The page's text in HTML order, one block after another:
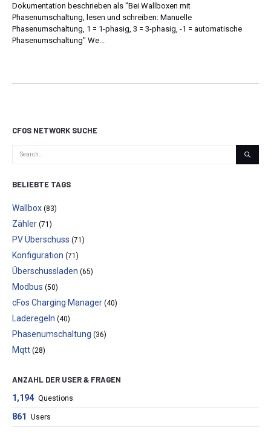
Dokumentation beschrieben als "Bei Wallboxen mit
Phasenumschaltung, lesen und schreiben: Manuelle
Phasenumschaltung, 1 = 1-phasig, 3 = 3-phasig, -1 = automatische
Phasenumschaltung" We...
CFOS NETWORK SUCHE
BELIEBTE TAGS
Wallbox (83)
Zähler (71)
PV Überschuss (71)
Konfiguration (71)
Überschussladen (65)
Modbus (50)
cFos Charging Manager (40)
Laderegeln (40)
Phasenumschaltung (36)
Mqtt (28)
ANZAHL DER USER & FRAGEN
1,194 Questions
861 Users